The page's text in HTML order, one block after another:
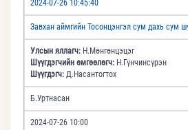
2024-07-26 10:45:40
Завхан аймгийн Тосонцэнгэл сум дахь сум
Улсын яллагч: Н.Мөнгөнцэцэг
Шүүгдэгчийн өмгөөлөгч: Н.Гүнчинсүрэн
Шүүгдэгч: Д.Насантогтох
Б.Уртнасан
2024-07-26 10:00